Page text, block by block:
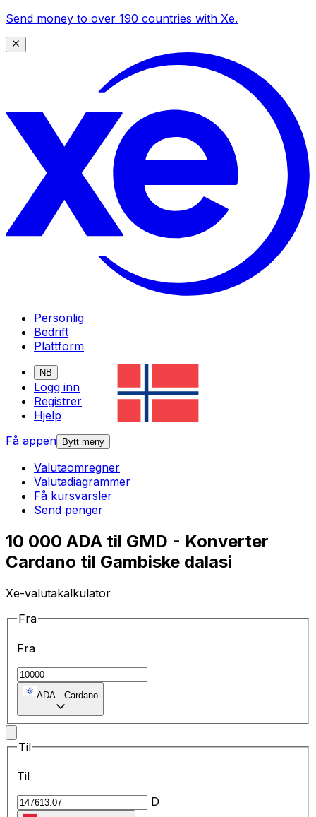
Send money to over 190 countries with Xe.
Personlig
Bedrift
Plattform
NB
Logg inn
Registrer
Hjelp
Få appen
Bytt meny
Valutaomregner
Valutadiagrammer
Få kursvarsler
Send penger
10 000 ADA til GMD - Konverter
Cardano til Gambiske dalasi
Xe-valutakalkulator
Fra
Fra
ADA - Cardano
Til
Til
D